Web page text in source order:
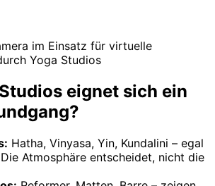
im Einsatz für virtuelle
Yoga Studios
eignet sich ein
Hatha, Vinyasa, Yin, Kundalini – egal
Atmosphäre entscheidet, nicht die